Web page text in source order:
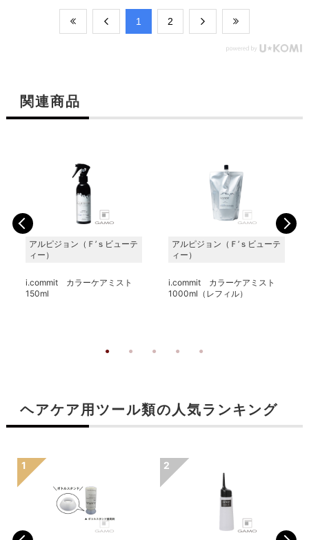
​1 ​2
関連商品
アルピジョン（Ｆ’ｓビューテ
ィー）
i.commit カラーケアミスト
150ml
アルピジョン（Ｆ’ｓビューテ
ィー）
i.commit カラーケアミスト
1000ml（レフィル）
ヘアケア用ツール類の人気ランキング